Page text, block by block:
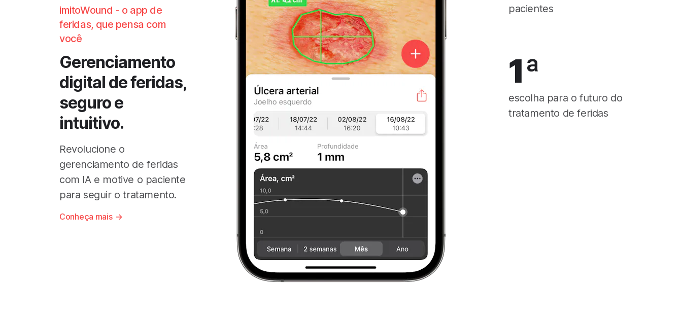
imitoWound - o app de
feridas, que pensa com
você
Gerenciamento
digital de feridas,
seguro e
intuitivo.
Revolucione o
gerenciamento de feridas
com IA e motive o paciente
para seguir o tratamento.
Conheça mais
pacientes
1ª
escolha para o futuro do
tratamento de feridas